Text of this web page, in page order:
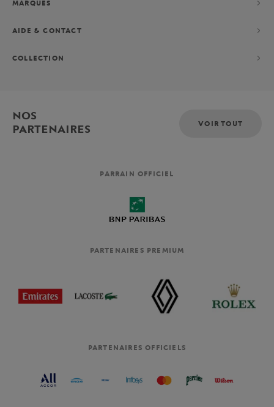
MARQUES
AIDE & CONTACT
COLLECTION
NOS
PARTENAIRES
VOIR TOUT
PARRAIN OFFICIEL
PARTENAIRES PREMIUM
PARTENAIRES OFFICIELS